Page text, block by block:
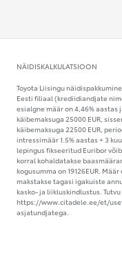
NÄIDISKALKULATSIOON
Toyota Liisingu
Eesti filiaal (krediidiandjate
esialgne määr on 4,46%
käibemaksuga 25000 EUR,
käibemaksuga 22500 EUR,
intressimäär 1.5% aastas + 3
lepingus fikseeritud Euribor
korral kohaldatakse
kogusumma on 19126EUR.
makstakse tagasi igakuiste
kasko- ja liikluskindlustus.
https://www.citadele.ee/et/
asjatundjatega.